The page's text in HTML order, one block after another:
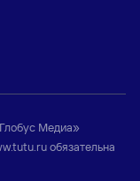
Медиа»
обязательна